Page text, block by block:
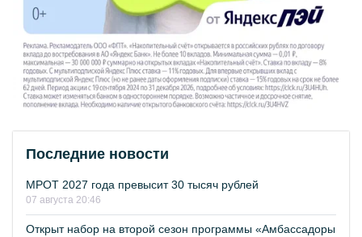
Последние новости
МРОТ 2027 года превысит 30 тысяч рублей
07 августа 20:46
Открыт набор на второй сезон программы «Амбассадоры